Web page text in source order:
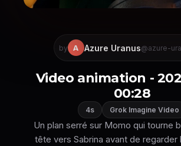
by A Azure Uranus@azure-
Video animation -
00:28
4s Grok Imagine Video
Un plan serré sur Momo qui tourne
tête vers Sabrina avant de regarder